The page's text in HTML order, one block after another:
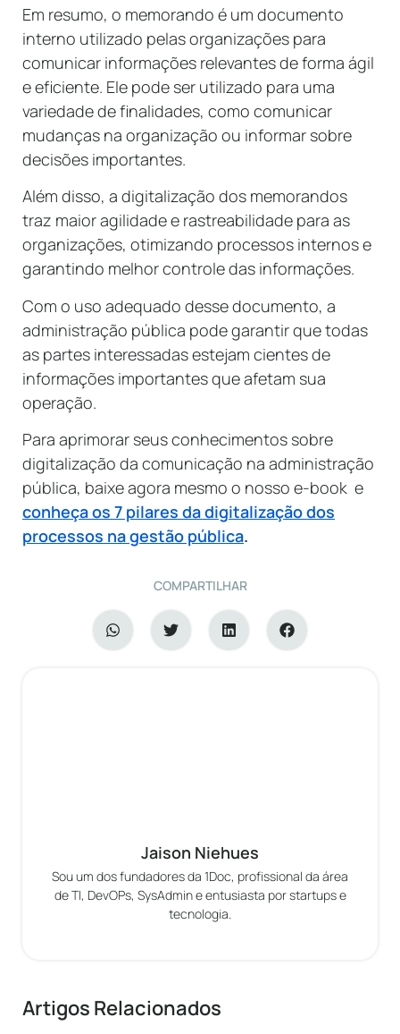
Em resumo, o memorando é um documento
interno utilizado pelas organizações para
comunicar informações relevantes de forma ágil
e eficiente. Ele pode ser utilizado para uma
variedade de finalidades, como comunicar
mudanças na organização ou informar sobre
decisões importantes.
Além disso, a digitalização dos memorandos
traz maior agilidade e rastreabilidade para as
organizações, otimizando processos internos e
garantindo melhor controle das informações.
Com o uso adequado desse documento, a
administração pública pode garantir que todas
as partes interessadas estejam cientes de
informações importantes que afetam sua
operação.
Para aprimorar seus conhecimentos sobre
digitalização da comunicação na administração
pública, baixe agora mesmo o nosso e-book e
conheça os 7 pilares da digitalização dos
processos na gestão pública.
COMPARTILHAR
Jaison Niehues
Sou um dos fundadores da 1Doc, profissional da área
de TI, DevOPs, SysAdmin e entusiasta por startups e
tecnologia.
Artigos Relacionados